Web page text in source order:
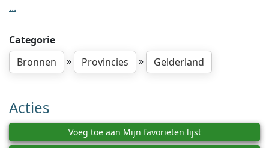
...
Categorie
Bronnen
» Provincies » Gelderland
Acties
Voeg toe aan Mijn favorieten lijst